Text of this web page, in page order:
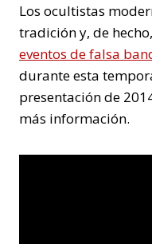
Los ocultistas
tradición y, de
eventos de falsa
durante esta
presentación de
más información.